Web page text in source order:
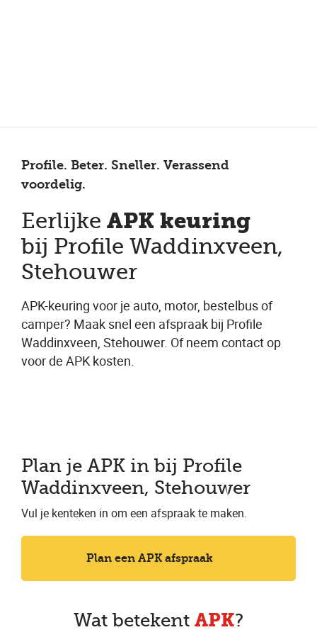
Profile. Beter. Sneller. Verassend
voordelig.
Eerlijke APK keuring
bij Profile Waddinxveen,
Stehouwer
APK-keuring voor je auto, motor, bestelbus of
camper? Maak snel een afspraak bij Profile
Waddinxveen, Stehouwer. Of neem contact op
voor de APK kosten.
Plan je APK in bij Profile
Waddinxveen, Stehouwer
Vul je kenteken in om een afspraak te maken.
Plan een APK afspraak
Wat betekent APK?